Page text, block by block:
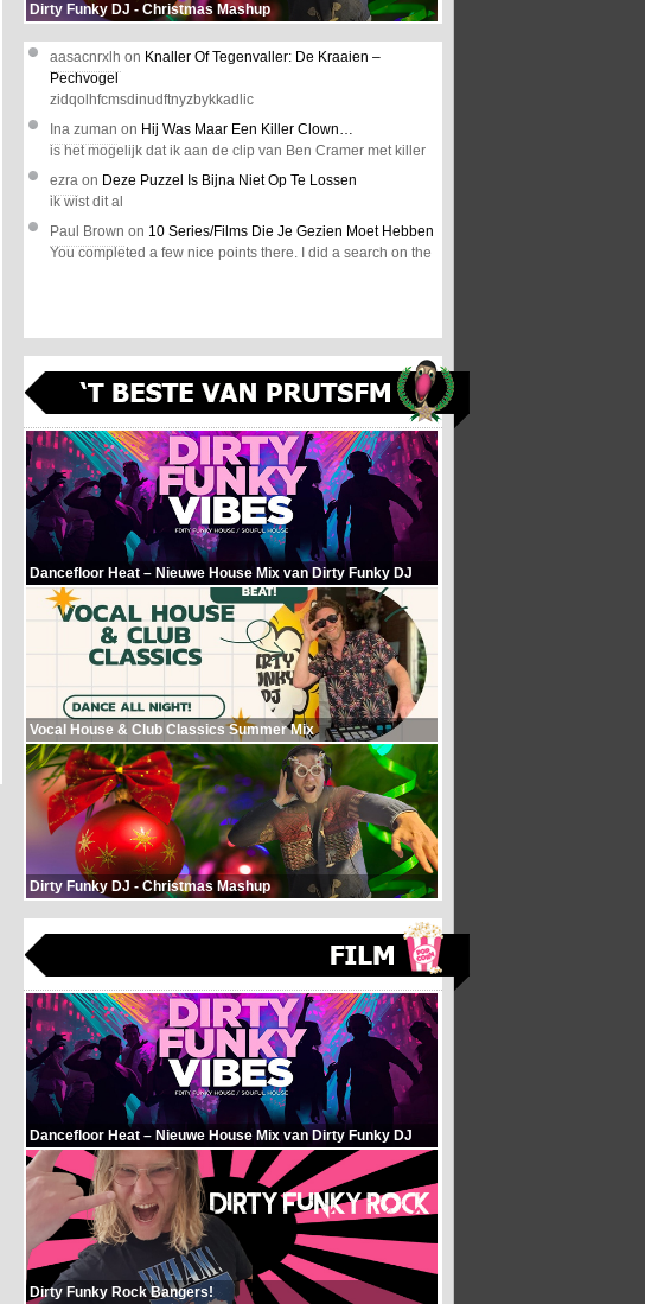
Dirty Funky DJ - Christmas Mashup
aasacnrxlh on Knaller Of Tegenvaller: De Kraaien –
Pechvogel
zidqolhfcmsdinudftnyzbykkadlic
Ina zuman on Hij Was Maar Een Killer Clown…
is het mogelijk dat ik aan de clip van Ben Cramer met killer
ezra on Deze Puzzel Is Bijna Niet Op Te Lossen
ik wist dit al
Paul Brown on 10 Series/Films Die Je Gezien Moet Hebben
You completed a few nice points there. I did a search on the
Dancefloor Heat – Nieuwe House Mix van Dirty Funky DJ
Vocal House & Club Classics Summer Mix
Dirty Funky DJ - Christmas Mashup
Dancefloor Heat – Nieuwe House Mix van Dirty Funky DJ
Dirty Funky Rock Bangers!